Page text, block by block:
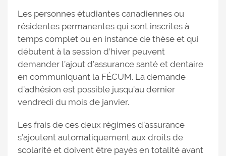
Les personnes étudiantes canadiennes ou
résidentes permanentes qui sont inscrites à
temps complet ou en instance de thèse et qui
débutent à la session d’hiver peuvent
demander l’ajout d’assurance santé et dentaire
en communiquant la FÉCUM. La demande
d’adhésion est possible jusqu’au dernier
vendredi du mois de janvier.
Les frais de ces deux régimes d’assurance
s’ajoutent automatiquement aux droits de
scolarité et doivent être payés en totalité avant